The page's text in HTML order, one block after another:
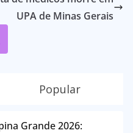
UPA de Minas Gerais
Popular
Grande 2026: